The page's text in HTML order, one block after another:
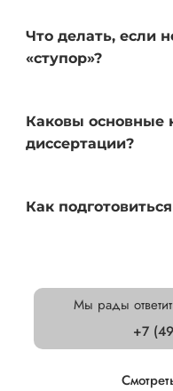
Что делать, если
«ступор»?
Каковы основные
диссертации?
Как
Мы рады
+7